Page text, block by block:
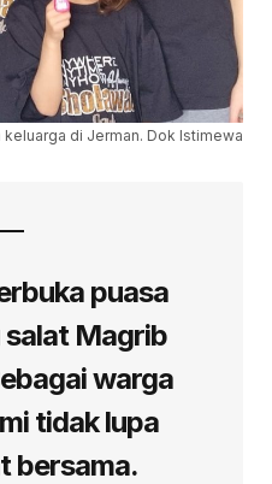
keluarga di Jerman. Dok Istimewa
puasa
salat Magrib
warga
tidak lupa
bersama.